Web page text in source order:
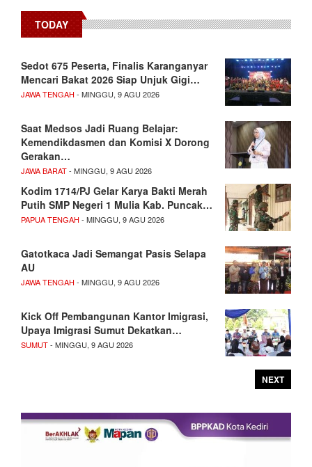
TODAY
Sedot 675 Peserta, Finalis Karanganyar
Mencari Bakat 2026 Siap Unjuk Gigi…
JAWA TENGAH - MINGGU, 9 AGU 2026
Saat Medsos Jadi Ruang Belajar:
Kemendikdasmen dan Komisi X Dorong
Gerakan…
JAWA BARAT- MINGGU, 9 AGU 2026
Kodim 1714/PJ Gelar Karya Bakti Merah
Putih SMP Negeri 1 Mulia Kab. Puncak…
PAPUA TENGAH - MINGGU, 9 AGU 2026
Gatotkaca Jadi Semangat Pasis Selapa
AU
JAWA TENGAH - MINGGU, 9 AGU 2026
Kick Off Pembangunan Kantor Imigrasi,
Upaya Imigrasi Sumut Dekatkan…
SUMUT- MINGGU, 9 AGU 2026
NEXT